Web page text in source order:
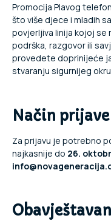
Promocija Plavog
što više djece i mladih
povjerljiva linija kojoj se
podrška, razgovor ili
provedete doprinijeće
stvaranju sigurnijeg
Način prijave
Za prijavu je potrebno
najkasnije do 26.
info@